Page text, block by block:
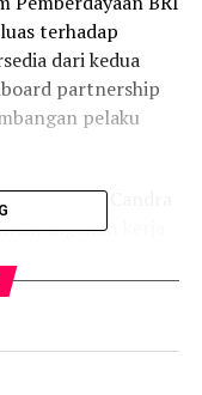
terhadap
dari kedua
partnership
pelaku
Candra
kerja
dalam upaya